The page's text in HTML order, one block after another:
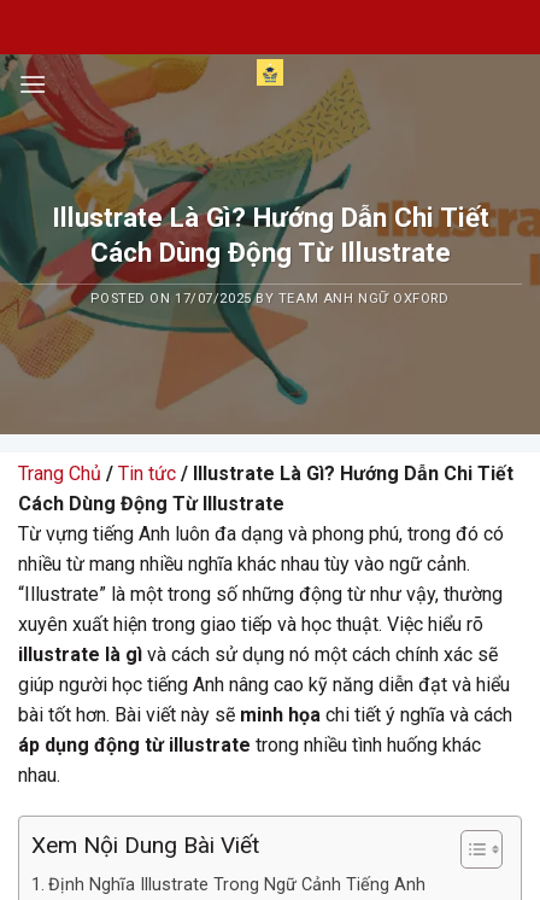
content
Illustrate Là Gì? Hướng Dẫn Chi Tiết
Cách Dùng Động Từ Illustrate
POSTED ON17/07/2025BY TEAM ANH NGỮ OXFORD
Trang Chủ / Tin tức / Illustrate Là Gì? Hướng Dẫn Chi Tiết
Cách Dùng Động Từ Illustrate
Từ vựng tiếng Anh luôn đa dạng và phong phú, trong đó có
nhiều từ mang nhiều nghĩa khác nhau tùy vào ngữ cảnh.
“Illustrate” là một trong số những động từ như vậy, thường
xuyên xuất hiện trong giao tiếp và học thuật. Việc hiểu rõ
illustrate là gì và cách sử dụng nó một cách chính xác sẽ
giúp người học tiếng Anh nâng cao kỹ năng diễn đạt và hiểu
bài tốt hơn. Bài viết này sẽ minh họa chi tiết ý nghĩa và cách
áp dụng động từ illustrate trong nhiều tình huống khác
nhau.
Xem Nội Dung Bài Viết
Định Nghĩa Illustrate Trong Ngữ Cảnh Tiếng Anh